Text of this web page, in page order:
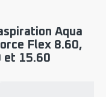
Aqua
Flex 8.60,
et 15.60